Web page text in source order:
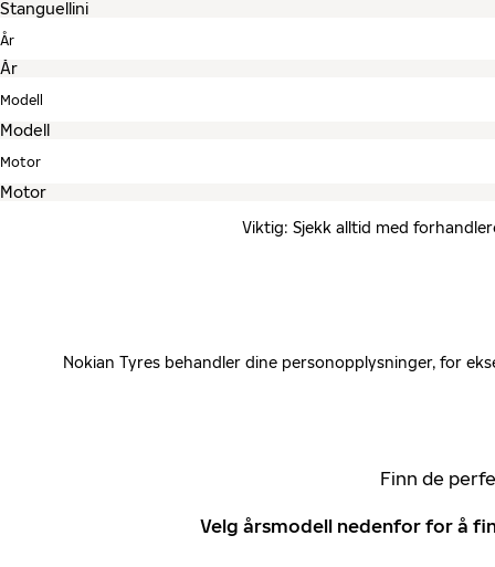
År
Modell
Motor
Viktig: Sjekk alltid med
Nokian Tyres behandler dine personopplysninger, for
Finn de
Velg årsmodell nedenfor for å